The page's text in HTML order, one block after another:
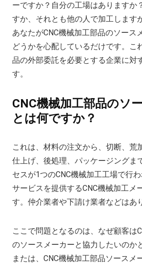
ーですか？自分の工場はありますか
すか、それとも他の人で加工します
あなたがCNC機械加工部品のソース
どうかを心配しているだけです。こ
品の外部委託を必要とする企業に対
す。
CNC機械加工部品のソ
とは何ですか？
これは、材料の注文から、切断、荒
仕上げ、後処理、パッケージングま
セスが1つのCNC機械加工工場で行
サービスを提供するCNC機械加工メ
す。仲介業者や下請け業者などはあ
ここで問題となるのは、なぜ顧客は
のソースメーカーと協力したいのか
または、CNC機械加工部品ソースメ